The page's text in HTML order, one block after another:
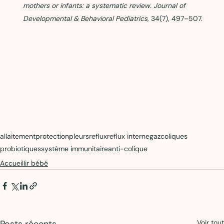
mothers or infants: a systematic review. Journal of
Developmental & Behavioral Pediatrics, 34(7), 497–507.
allaitementprotectionpleursrefluxreflux internegazcoliques
probiotiquessystème immunitaireanti-colique
Accueillir bébé